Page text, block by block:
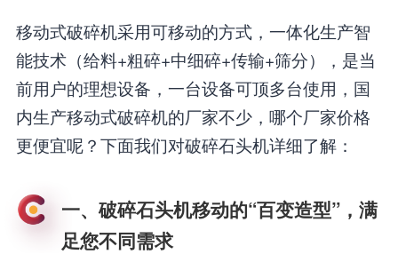
移动式破碎机采用可移动的方式，一体化生产智
能技术（给料+粗碎+中细碎+传输+筛分），是当
前用户的理想设备，一台设备可顶多台使用，国
内生产移动式破碎机的厂家不少，哪个厂家价格
更便宜呢？下面我们对破碎石头机详细了解：
一、破碎石头机移动的“百变造型”，满
足您不同需求